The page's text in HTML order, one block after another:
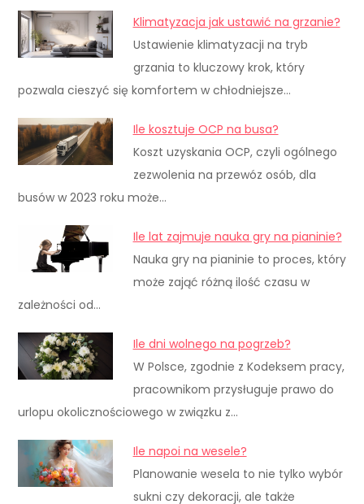
Klimatyzacja jak ustawić na grzanie?
Ustawienie klimatyzacji na tryb
grzania to kluczowy krok, który
pozwala cieszyć się komfortem w chłodniejsze…
Ile kosztuje OCP na busa?
Koszt uzyskania OCP, czyli ogólnego
zezwolenia na przewóz osób, dla
busów w 2023 roku może…
Ile lat zajmuje nauka gry na pianinie?
Nauka gry na pianinie to proces, który
może zająć różną ilość czasu w
zależności od…
Ile dni wolnego na pogrzeb?
W Polsce, zgodnie z Kodeksem pracy,
pracownikom przysługuje prawo do
urlopu okolicznościowego w związku z…
Ile napoi na wesele?
Planowanie wesela to nie tylko wybór
sukni czy dekoracji, ale także